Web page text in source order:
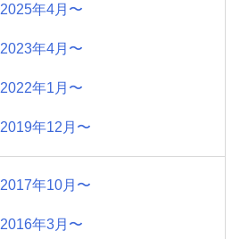
2025年4月〜
2023年4月〜
2022年1月〜
2019年12月〜
2017年10月〜
2016年3月〜